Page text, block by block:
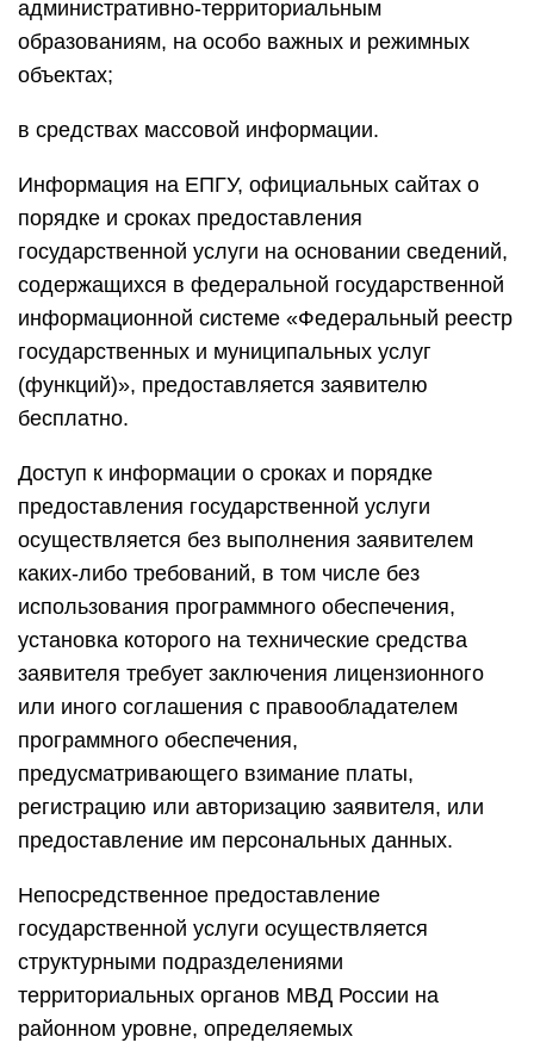
административно-территориальным
образованиям, на особо важных и режимных
объектах;
в средствах массовой информации.
Информация на ЕПГУ, официальных сайтах о
порядке и сроках предоставления
государственной услуги на основании сведений,
содержащихся в федеральной государственной
информационной системе «Федеральный реестр
государственных и муниципальных услуг
(функций)», предоставляется заявителю
бесплатно.
Доступ к информации о сроках и порядке
предоставления государственной услуги
осуществляется без выполнения заявителем
каких-либо требований, в том числе без
использования программного обеспечения,
установка которого на технические средства
заявителя требует заключения лицензионного
или иного соглашения с правообладателем
программного обеспечения,
предусматривающего взимание платы,
регистрацию или авторизацию заявителя, или
предоставление им персональных данных.
Непосредственное предоставление
государственной услуги осуществляется
структурными подразделениями
территориальных органов МВД России на
районном уровне, определяемых